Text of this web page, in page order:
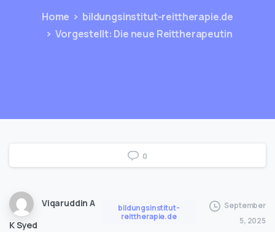
Home
bildungsinstitut-reittherapie.de
Vorgestellt: Die neue Reittherapeutin
0
Viqaruddin A
K Syed
bildungsinstitut-
reittherapie.de
September
5, 2025